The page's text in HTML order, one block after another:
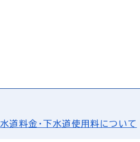
水道料金・下水道使用料について